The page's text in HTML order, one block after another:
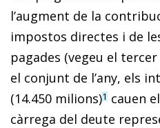
l’augment de la
impostos directes i de
pagades (vegeu el
el conjunt de l’any, els
(14.450 milions)1 cauen
càrrega del deute